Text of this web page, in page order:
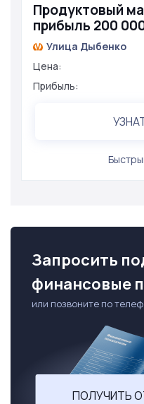
Продуктовый
прибыль 200
Улица Дыбенко
Цена:
Прибыль:
Запросить
финансовые
или позвоните по
ПОЛУЧИТЬ